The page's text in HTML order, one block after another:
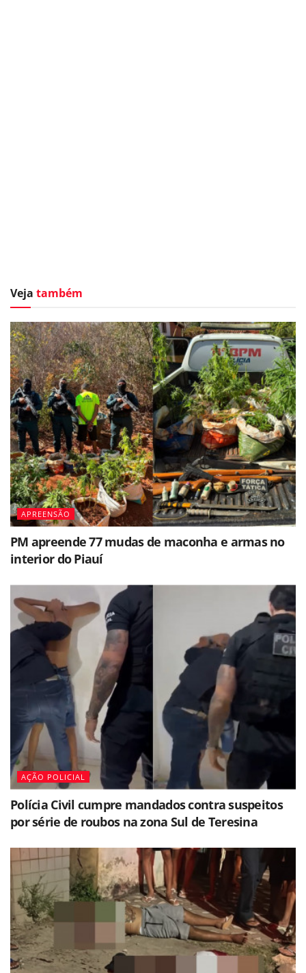
Veja também
APREENSÃO
PM apreende 77 mudas de maconha e armas no
interior do Piauí
AÇÃO POLICIAL
Polícia Civil cumpre mandados contra suspeitos
por série de roubos na zona Sul de Teresina